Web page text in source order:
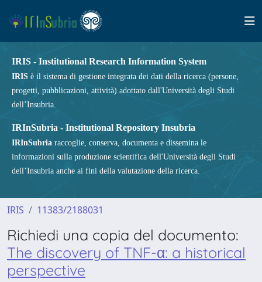
IRIS - Institutional Research Information System
IRIS è il sistema di gestione integrata dei dati della ricerca (persone,
progetti, pubblicazioni, attività) adottato dall'Università degli Studi
dell’Insubria.
IRInSubria - Institutional Repository Insubria
IRInSubria raccoglie, conserva, documenta e dissemina le
informazioni sulla produzione scientifica dell'Università degli Studi
dell’Insubria anche ai fini della valutazione della ricerca.
IRIS 11383/2188031
Richiedi una copia del documento:
The discovery of TNF-α: a historical
perspective